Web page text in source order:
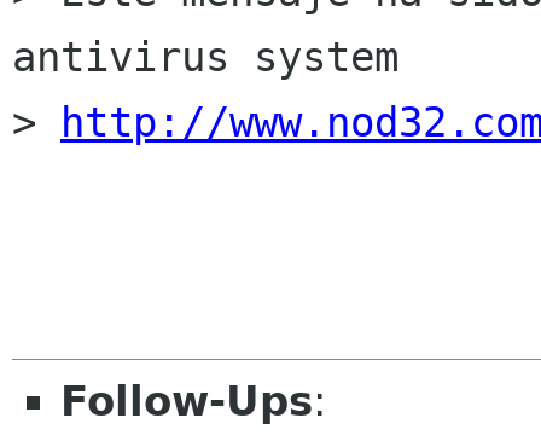
antivirus system
>
http://
Follow-Ups: